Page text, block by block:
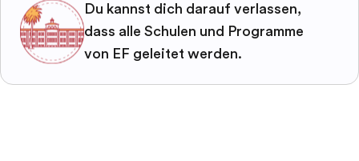
Du kannst dich darauf verlassen,
dass alle Schulen und Programme
von EF geleitet werden.